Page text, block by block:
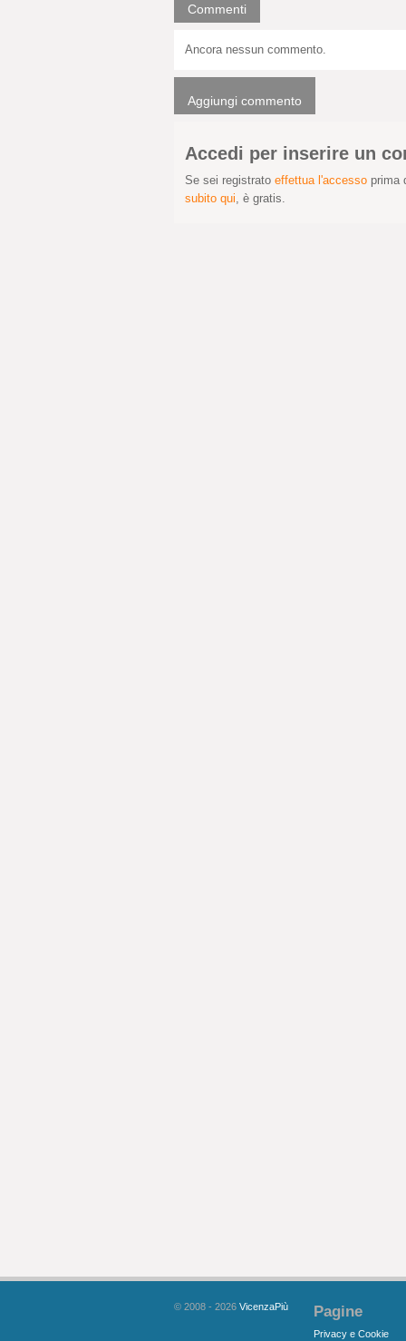
Commenti
Ancora nessun commento.
Aggiungi commento
Accedi per inserire un
Se sei registrato effettua l'accesso prima
subito qui , è gratis.
© 2008 - 2026 VicenzaPiù Pagine
Privacy e Cookie